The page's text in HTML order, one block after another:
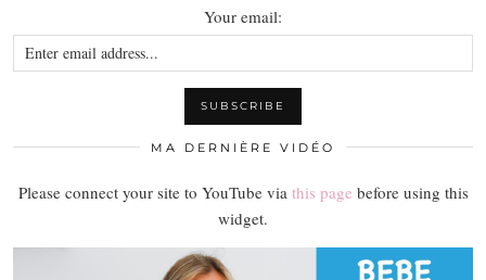
Your email:
MA DERNIÈRE VIDÉO
Please connect your site to YouTube via this page before using this
widget.